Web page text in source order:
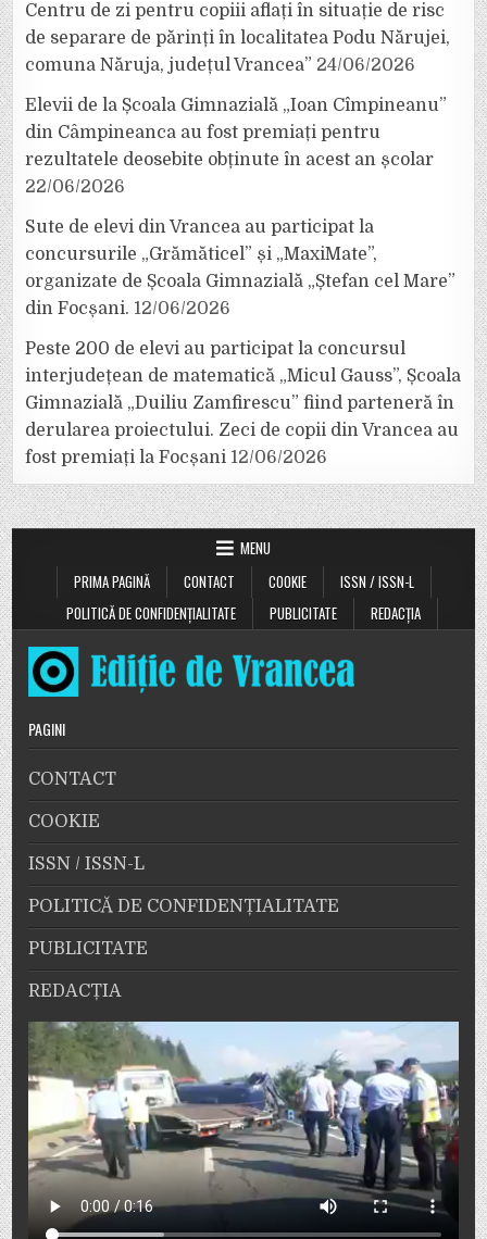
Centru de zi pentru copiii aflați în situație de risc
de separare de părinți în localitatea Podu Nărujei,
comuna Năruja, județul Vrancea” 24/06/2026
Elevii de la Școala Gimnazială „Ioan Cîmpineanu”
din Câmpineanca au fost premiați pentru
rezultatele deosebite obținute în acest an școlar
22/06/2026
Sute de elevi din Vrancea au participat la
concursurile „Grămăticel” și „MaxiMate”,
organizate de Școala Gimnazială „Ștefan cel Mare”
din Focșani. 12/06/2026
Peste 200 de elevi au participat la concursul
interjudețean de matematică „Micul Gauss”, Școala
Gimnazială „Duiliu Zamfirescu” fiind parteneră în
derularea proiectului. Zeci de copii din Vrancea au
fost premiați la Focșani 12/06/2026
MENU
PRIMA PAGINĂ
CONTACT COOKIE
ISSN / ISSN-L
POLITICĂ DE CONFIDENȚIALITATE
PUBLICITATE REDACȚIA
PAGINI
CONTACT
COOKIE
ISSN / ISSN-L
POLITICĂ DE CONFIDENȚIALITATE
PUBLICITATE
REDACȚIA